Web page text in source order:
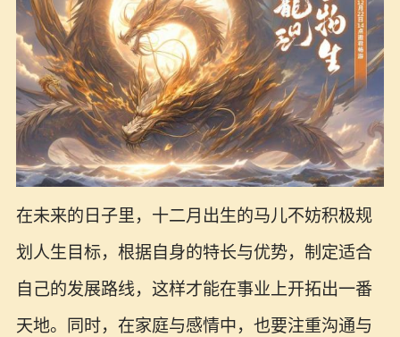
在未来的日子里，十二月出生的马儿不妨积极规
划人生目标，根据自身的特长与优势，制定适合
自己的发展路线，这样才能在事业上开拓出一番
天地。同时，在家庭与感情中，也要注重沟通与